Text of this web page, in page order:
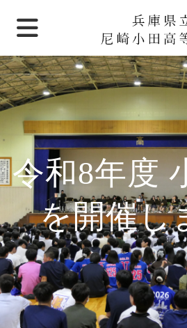
令和8年度
を開催し